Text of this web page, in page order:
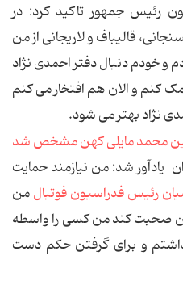
رئیس جمهور تاکید کرد: در
قالیباف و لاریجانی از من
و خودم دنبال دفتر احمدی نژاد
کنم و الان هم افتخار می کنم
نژاد بهتر می شود.
یادآور شد: من نیازمند حمایت
رئیس فدراسیون فوتبالمن
من صحبت کند من کسی را واسطه
و برای گرفتن حکم دست